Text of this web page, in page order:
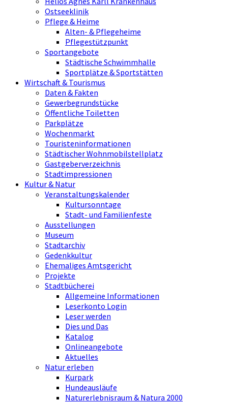
Ostseeklinik
Pflege & Heime
Alten- & Pflegeheime
Pflegestützpunkt
Sportangebote
Städtische Schwimmhalle
Sportplätze & Sportstätten
Wirtschaft & Tourismus
Daten & Fakten
Gewerbegrundstücke
Öffentliche Toiletten
Parkplätze
Wochenmarkt
Touristeninformationen
Städtischer Wohnmobilstellplatz
Gastgeberverzeichnis
Stadtimpressionen
Kultur & Natur
Veranstaltungskalender
Kultursonntage
Stadt- und Familienfeste
Ausstellungen
Museum
Stadtarchiv
Gedenkkultur
Ehemaliges Amtsgericht
Projekte
Stadtbücherei
Allgemeine Informationen
Leserkonto Login
Leser werden
Dies und Das
Katalog
Onlineangebote
Aktuelles
Natur erleben
Kurpark
Hundeausläufe
Naturerlebnisraum & Natura 2000